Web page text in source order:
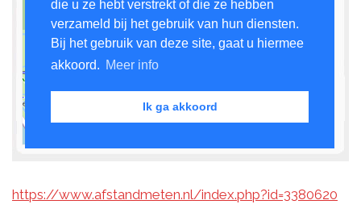
https://www.afstandmeten.nl/index.php?id=3380620